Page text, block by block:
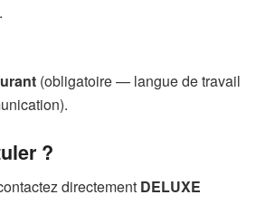
(obligatoire — langue de travail
?
directement DELUXE